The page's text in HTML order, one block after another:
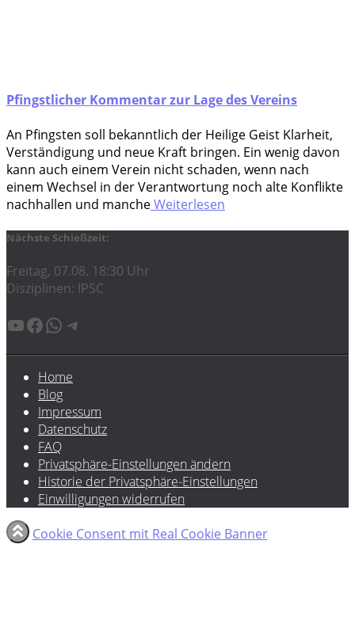
Pfingstlicher Kommentar zur Lage des Vereins
An Pfings­ten soll bekannt­lich der Hei­li­ge Geist Klar­heit,
Ver­stän­di­gung und neue Kraft brin­gen. Ein wenig davon
kann auch einem Ver­ein nicht scha­den, wenn nach
einem Wech­sel in der Ver­ant­wor­tung noch alte Kon­flik­te
nach­hal­len und man­cheWeiterlesen
Nächste Schießzeit:
Freitag, 07.08. 18:30 Uhr
Disziplinen: IPSC
YouTube
Facebook
WhatsApp
Telegram
Home
Blog
Impressum
Datenschutz
FAQ
Privatsphäre-Einstellungen ändern
Historie der Privatsphäre-Einstellungen
Einwilligungen widerrufen
Cookie Consent mit Real Cookie Banner